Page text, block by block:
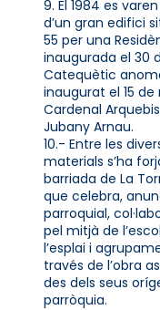
9. El 1984 es
d’un gran edifici
55 per una
inaugurada el 30
Catequètic
inaugurat el 15
Cardenal
Jubany Arnau.
10.- Entre les
materials s’ha
barriada de La
que celebra,
parroquial,
pel mitjà de
l’esplai i
través de l’obra
des dels seus
parròquia.